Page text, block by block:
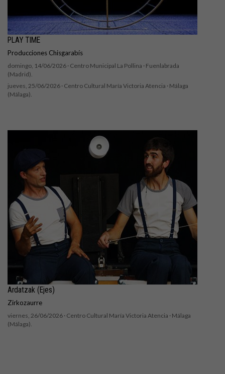
PLAY TIME
Producciones Chisgarabís
domingo, 14/06/2026 · Centro Municipal La Pollina · Fuenlabrada
(Madrid).
jueves, 25/06/2026 · Centro Cultural María Victoria Atencia · Málaga
(Málaga).
Ardatzak (Ejes)
Zirkozaurre
viernes, 26/06/2026 · Centro Cultural María Victoria Atencia · Málaga
(Málaga).